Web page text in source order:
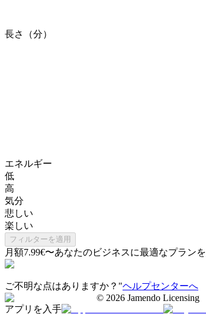
長さ（分）
エネルギー
低
高
気分
悲しい
楽しい
フィルターを適用
月額7.99€〜あなたのビジネスに最適なプランを
ご不明な点はありますか？"ヘルプセンターへ
© 2026 Jamendo Licensing
アプリを入手